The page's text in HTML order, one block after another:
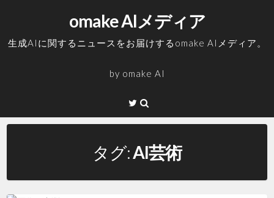
ッ
omake AIメディア
生成AIに関するニュースをお届けするomake AIメディア。
by omake AI
Twitter
タグ:AI芸術